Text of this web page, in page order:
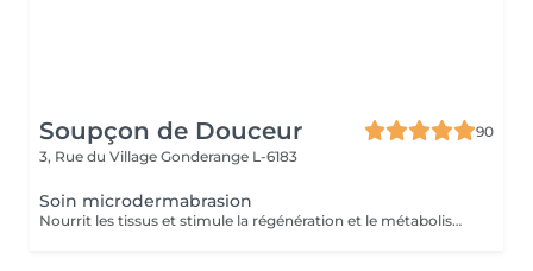
Soupçon de Douceur
90
3, Rue du Village Gonderange L-6183
Soin microdermabrasion
Nourrit les tissus et stimule la régénération et le métabolisme cellulaire